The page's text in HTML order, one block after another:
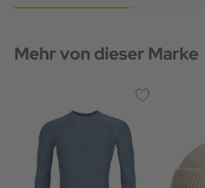
Mehr von dieser Marke